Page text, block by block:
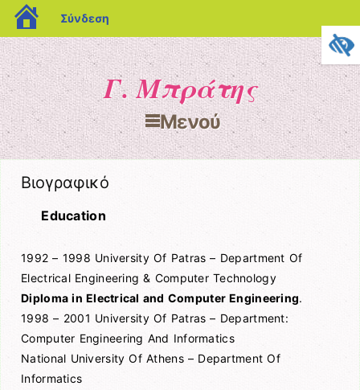
blogs.sch.gr
Σύνδεση
Γ. Μπράτης
Μενού
Μετάβαση στο περιεχόμενο
Βιογραφικό
Education
1992 – 1998 University Of Patras – Department Of
Electrical Engineering & Computer Technology
Diploma in Electrical and Computer Engineering.
1998 – 2001 University Of Patras – Department:
Computer Engineering And Informatics
National University Of Athens – Department Of
Informatics